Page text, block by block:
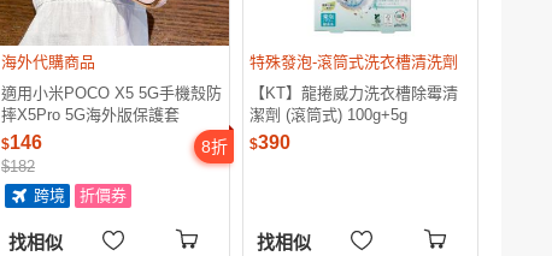
海外代購商品
適用小米POCO X5 5G手機殼防
摔X5Pro 5G海外版保護套
POCO C65軟KT貓補妝鏡子F5
5G硅膠軟支架可愛創意新款
$146
$182
8折
跨境 折價券
找相似
特殊發泡-滾筒式洗衣槽清洗劑
【KT】龍捲威力洗衣槽除霉清
潔劑 (滾筒式) 100g+5g
$390
找相似